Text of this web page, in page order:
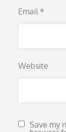
Email *
Website
Save my